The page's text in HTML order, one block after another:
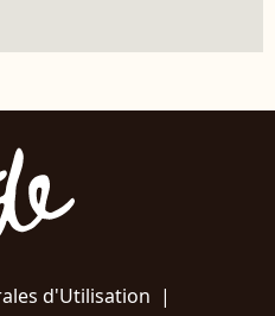
d'Utilisation |